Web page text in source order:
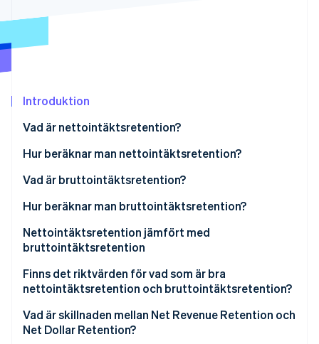
Introduktion
Vad är nettointäktsretention?
Hur beräknar man nettointäktsretention?
Exempel på beräkning av nettointäkter
Vad är bruttointäktsretention?
Hur beräknar man bruttointäktsretention?
Exempel på beräkning av bruttointäkter
Nettointäktsretention jämfört med
bruttointäktsretention
Hur NRR och GRR skiljer sig åt i vad de mäter
Hur NRR och GRR påverkar affärshälsa och tillväxt
Finns det riktvärden för vad som är bra
nettointäktsretention och bruttointäktsretention?
NRR-riktmärken
Vad är skillnaden mellan Net Revenue Retention och
Net Dollar Retention?